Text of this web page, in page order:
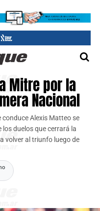
Mitre por la
Nacional
conduce Alexis Matteo se
duelos que cerrará la
volver al triunfo luego de